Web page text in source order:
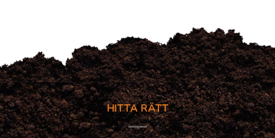
HITTA RÄTT